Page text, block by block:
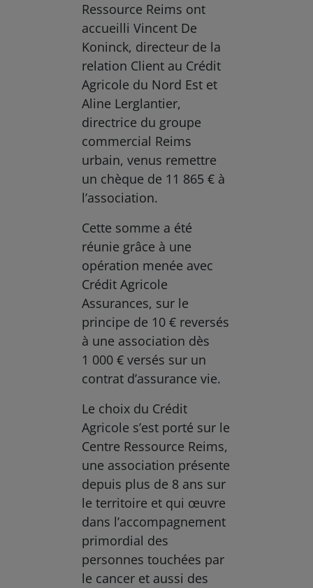
Ressource Reims ont
accueilli Vincent De
Koninck, directeur de la
relation Client au Crédit
Agricole du Nord Est et
Aline Lerglantier,
directrice du groupe
commercial Reims
urbain, venus remettre
un chèque de 11 865 € à
l’association.
Cette somme a été
réunie grâce à une
opération menée avec
Crédit Agricole
Assurances, sur le
principe de 10 € reversés
à une association dès
1 000 € versés sur un
contrat d’assurance vie.
Le choix du Crédit
Agricole s’est porté sur le
Centre Ressource Reims,
une association présente
depuis plus de 8 ans sur
le territoire et qui œuvre
dans l’accompagnement
primordial des
personnes touchées par
le cancer et aussi des